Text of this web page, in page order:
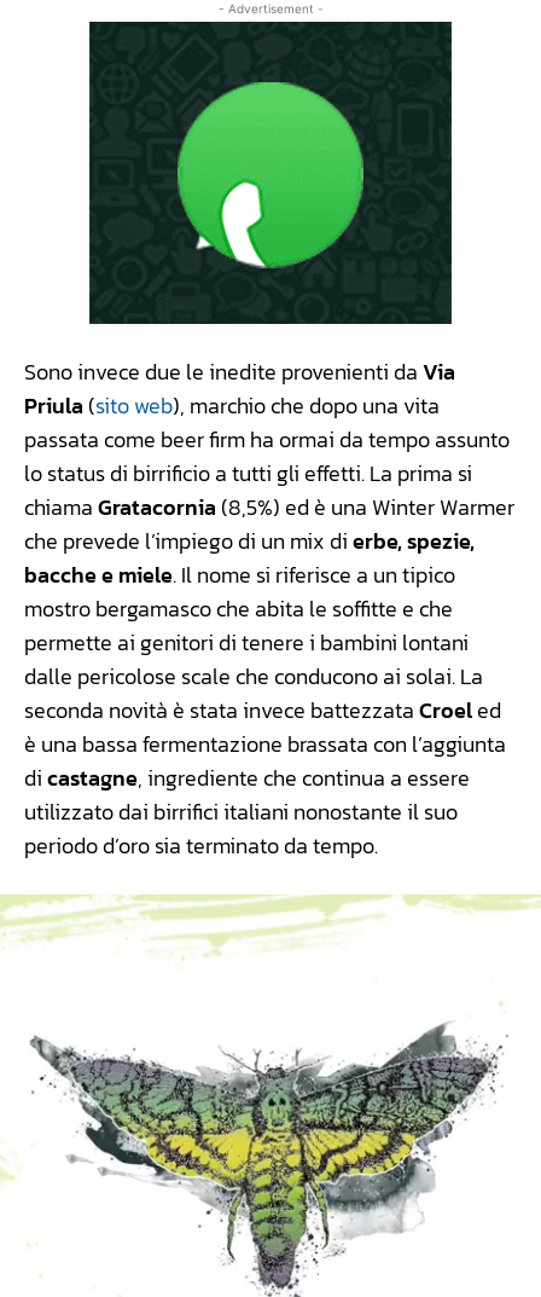
- Advertisement -
Sono invece due le inedite provenienti daVia
Priula (sito web), marchio che dopo una vita
passata come beer firm ha ormai da tempo assunto
lo status di birrificio a tutti gli effetti. La prima si
chiamaGratacornia (8,5%) ed è una Winter Warmer
che prevede l’impiego di un mix dierbe, spezie,
bacche e miele. Il nome si riferisce a un tipico
mostro bergamasco che abita le soffitte e che
permette ai genitori di tenere i bambini lontani
dalle pericolose scale che conducono ai solai. La
seconda novità è stata invece battezzataCroeled
è una bassa fermentazione brassata con l’aggiunta
dicastagne, ingrediente che continua a essere
utilizzato dai birrifici italiani nonostante il suo
periodo d’oro sia terminato da tempo.